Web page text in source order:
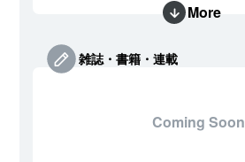
More
雑誌・書籍・連載
Coming Soon